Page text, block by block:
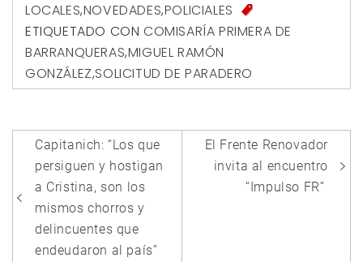
LOCALES,NOVEDADES,POLICIALES
ETIQUETADO CON COMISARÍA PRIMERA DE
BARRANQUERAS,MIGUEL RAMÓN
GONZÁLEZ,SOLICITUD DE PARADERO
Navegación
de
entradas
Capitanich: “Los que
persiguen y hostigan
a Cristina, son los
mismos chorros y
delincuentes que
endeudaron al país”
El Frente Renovador
invita al encuentro
“Impulso FR”